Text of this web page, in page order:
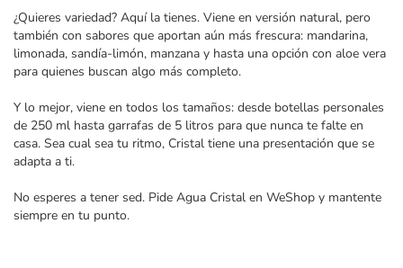
¿Quieres variedad? Aquí la tienes. Viene en versión natural, pero
también con sabores que aportan aún más frescura: mandarina,
limonada, sandía-limón, manzana y hasta una opción con aloe vera
para quienes buscan algo más completo.
Y lo mejor, viene en todos los tamaños: desde botellas personales
de 250 ml hasta garrafas de 5 litros para que nunca te falte en
casa. Sea cual sea tu ritmo, Cristal tiene una presentación que se
adapta a ti.
No esperes a tener sed. Pide Agua Cristal en WeShop y mantente
siempre en tu punto.